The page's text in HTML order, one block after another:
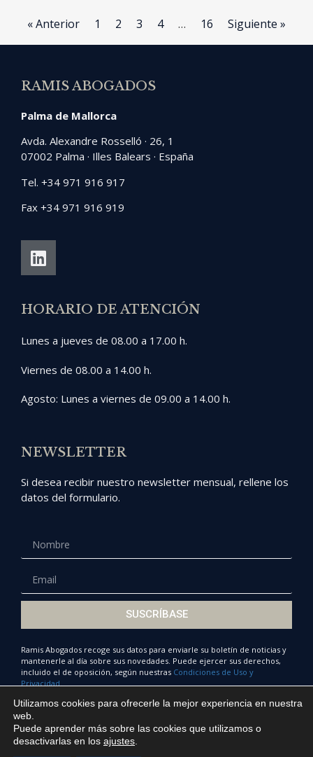
« Anterior 1 2 3 4 … 16 Siguiente »
RAMIS ABOGADOS
Palma de Mallorca
Avda. Alexandre Rosselló · 26, 1
07002 Palma · Illes Balears · España
Tel. +34 971 916 917
Fax +34 971 916 919
HORARIO DE ATENCIÓN
Lunes a jueves de 08.00 a 17.00 h.
Viernes de 08.00 a 14.00 h.
Agosto: Lunes a viernes de 09.00 a 14.00 h.
NEWSLETTER
Si desea recibir nuestro newsletter mensual, rellene los
datos del formulario.
SUSCRÍBASE
Ramis Abogados recoge sus datos para enviarle su boletín de noticias y
mantenerle al día sobre sus novedades. Puede ejercer sus derechos,
incluido el de oposición, según nuestras Condiciones de Uso y
Privacidad.
© Ramis Abogados 2022
Utilizamos cookies para ofrecerle la mejor experiencia en nuestra
web.
Puede aprender más sobre las cookies que utilizamos o
desactivarlas en los ajustes